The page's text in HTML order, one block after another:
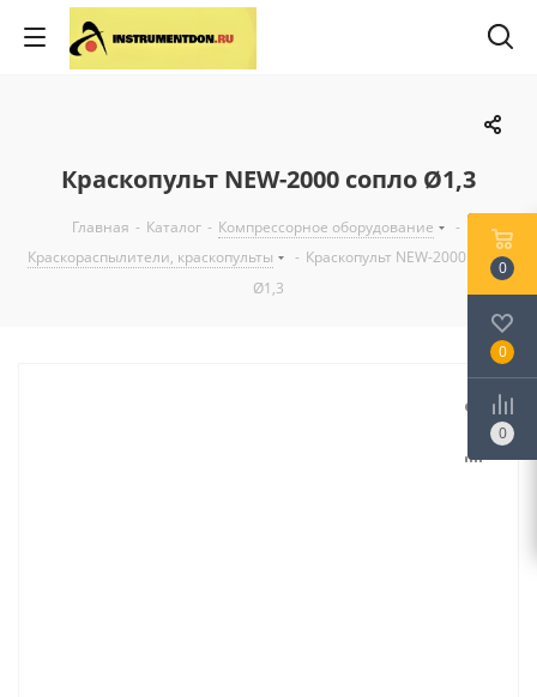
Краскопульт NEW-2000 сопло Ø1,3
Главная - Каталог - Компрессорное оборудование
-
Краскораспылители, краскопульты
- Краскопульт NEW-2000 сопло
Ø1,3
0
0
0